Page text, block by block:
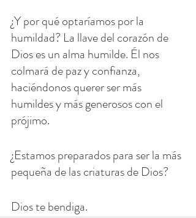
¿Y por qué optaríamos por la
humildad? La llave del corazón de
Dios es un alma humilde. Él nos
colmará de paz y confianza,
haciéndonos querer ser más
humildes y más generosos con el
prójimo.
¿Estamos preparados para ser la más
pequeña de las criaturas de Dios?
Dios te bendiga.